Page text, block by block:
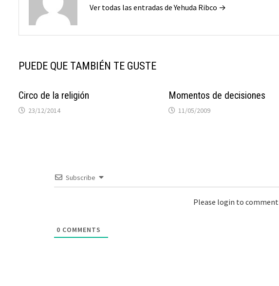
Ver todas las entradas de Yehuda Ribco →
PUEDE QUE TAMBIÉN TE GUSTE
Circo de la religión
23/12/2014
Momentos de decisiones
11/05/2009
Subscribe
Please login to comment
0 COMMENTS